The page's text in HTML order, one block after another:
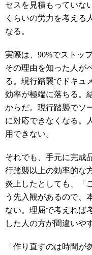
セスを見積もっていな
くらいの労力を考える
なる。
実際は、90%でストッ
その理由を知った人が
る。現行踏襲でドキュ
効率が極端に落ちる。
からだ。現行踏襲でソ
に対応できなくなる。
用できない。
それでも、手元に完成
行踏襲以上の効率的な
炎上したとしても、「
う先入観があるので、
ない。理屈で考えれば
した人の方が間違いや
「作り直すのは時間